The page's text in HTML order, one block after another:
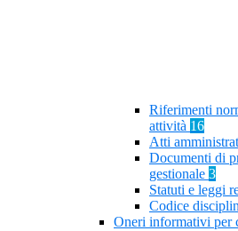
Riferimenti
attività 16
Atti
Documenti di
gestionale 3
Statuti e leggi
Codice
Oneri informativi per